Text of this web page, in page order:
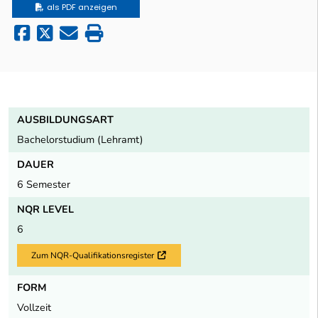
als PDF anzeigen
AUSBILDUNGSART
Bachelorstudium (Lehramt)
DAUER
6 Semester
NQR LEVEL
6
Zum NQR-Qualifikationsregister Externer Link
FORM
Vollzeit